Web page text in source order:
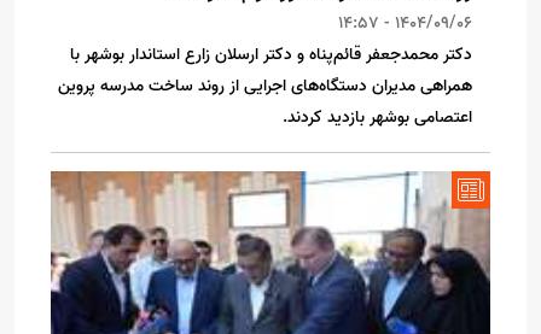
1404/09/06 - 14:57
دکتر محمدجعفر قائم‌پناه و دکتر ارسلان زارع استاندار بوشهر با
همراهی مدیران دستگاه‌های اجرایی از روند ساخت مدرسه پروین
اعتصامی بوشهر بازدید کردند.